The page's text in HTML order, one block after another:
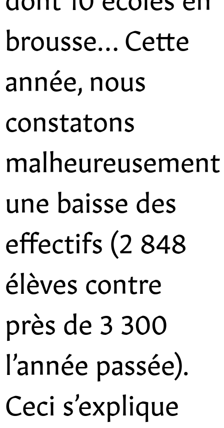
brousse… Cette
année, nous
constatons
malheureusement
une baisse des
effectifs (2 848
élèves contre
près de 3 300
l’année passée).
Ceci s’explique